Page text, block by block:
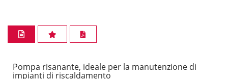
Pompa risanante, ideale per la manutenzione di
impianti di riscaldamento